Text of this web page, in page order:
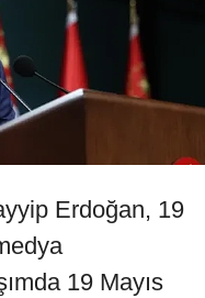
Erdoğan, 19
19 Mayıs